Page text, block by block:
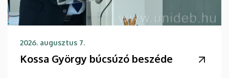
2026. augusztus 7.
Kossa György búcsúzó beszéde